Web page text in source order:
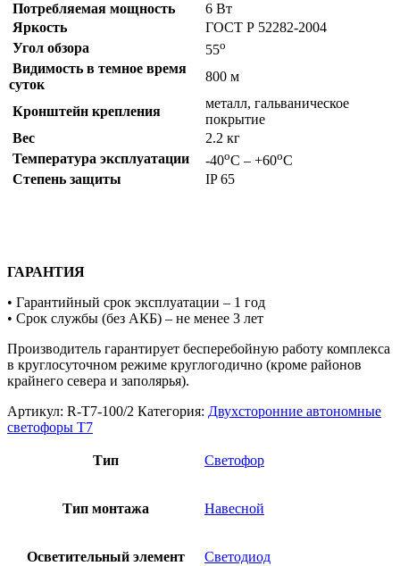
Потребляемая мощность
6 Вт
Яркость
ГОСТ Р 52282-2004
Угол обзора
55о
Видимость в темное время
суток
800 м
Кронштейн крепления
металл, гальваническое
покрытие
Вес
2.2 кг
Температура эксплуатации
-40оС – +60оС
Степень защиты
IP 65
ГАРАНТИЯ
• Гарантийный срок эксплуатации – 1 год
• Срок службы (без АКБ) – не менее 3 лет
Производитель гарантирует бесперебойную работу комплекса
в круглосуточном режиме круглогодично (кроме районов
крайнего севера и заполярья).
Артикул: R-Т7-100/2 Категория: Двухсторонние автономные
светофоры Т7
Тип Светофор
Тип монтажа Навесной
Осветительный элемент Светодиод